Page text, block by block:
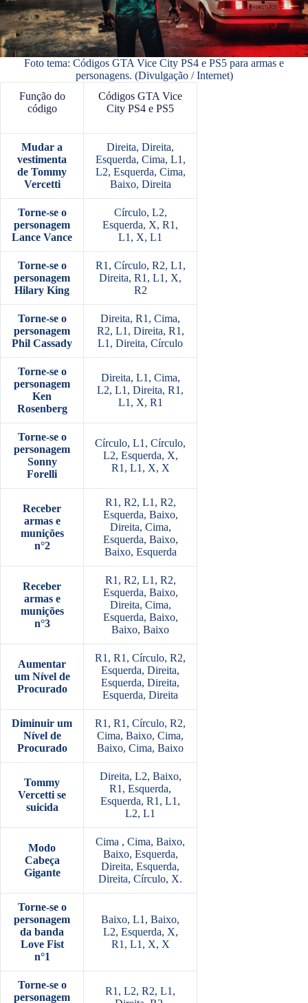
Foto tema: Códigos GTA Vice City PS4 e PS5 para armas e
personagens. (Divulgação / Internet)
Função do
código
Códigos GTA Vice
City PS4 e PS5
Mudar a
vestimenta
de Tommy
Vercetti
Direita, Direita,
Esquerda, Cima, L1,
L2, Esquerda, Cima,
Baixo, Direita
Torne-se o
personagem
Lance Vance
Círculo, L2,
Esquerda, X, R1,
L1, X, L1
Torne-se o
personagem
Hilary King
R1, Círculo, R2, L1,
Direita, R1, L1, X,
R2
Torne-se o
personagem
Phil Cassady
Direita, R1, Cima,
R2, L1, Direita, R1,
L1, Direita, Círculo
Torne-se o
personagem
Ken
Rosenberg
Direita, L1, Cima,
L2, L1, Direita, R1,
L1, X, R1
Torne-se o
personagem
Sonny
Forelli
Círculo, L1, Círculo,
L2, Esquerda, X,
R1, L1, X, X
Receber
armas e
munições
n°2
R1, R2, L1, R2,
Esquerda, Baixo,
Direita, Cima,
Esquerda, Baixo,
Baixo, Esquerda
Receber
armas e
munições
n°3
R1, R2, L1, R2,
Esquerda, Baixo,
Direita, Cima,
Esquerda, Baixo,
Baixo, Baixo
Aumentar
um Nível de
Procurado
R1, R1, Círculo, R2,
Esquerda, Direita,
Esquerda, Direita,
Esquerda, Direita
Diminuir um
Nível de
Procurado
R1, R1, Círculo, R2,
Cima, Baixo, Cima,
Baixo, Cima, Baixo
Tommy
Vercetti se
suicida
Direita, L2, Baixo,
R1, Esquerda,
Esquerda, R1, L1,
L2, L1
Modo
Cabeça
Gigante
Cima , Cima, Baixo,
Baixo, Esquerda,
Direita, Esquerda,
Direita, Círculo, X.
Torne-se o
personagem
da banda
Love Fist
n°1
Baixo, L1, Baixo,
L2, Esquerda, X,
R1, L1, X, X
Torne-se o
personagem
R1, L2, R2, L1,